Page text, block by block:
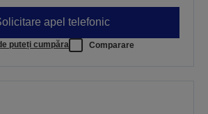
apel telefonic
puteți cumpăra Comparare